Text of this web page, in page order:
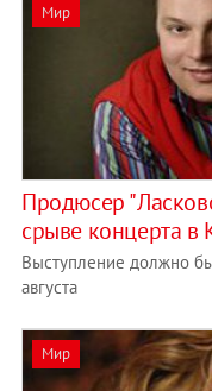
Мир
Продюсер
срыве концерта в
Выступление должно
августа
Мир